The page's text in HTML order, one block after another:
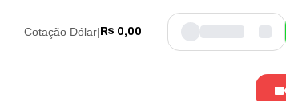
Cotação Dólar| R$ 0,00